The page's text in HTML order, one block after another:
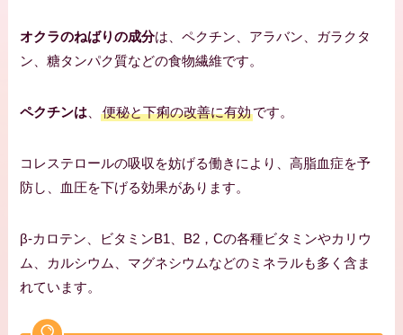
オクラのねばりの成分は、ペクチン、アラバン、ガラクタ
ン、糖タンパク質などの食物繊維です。
ペクチンは 、便秘と下痢の改善に有効です。
コレステロールの吸収を妨げる働きにより、高脂血症を予
防し、血圧を下げる効果があります。
β-カロテン、ビタミンB1、B2，Cの各種ビタミンやカリウ
ム、カルシウム、マグネシウムなどのミネラルも多く含ま
れています。